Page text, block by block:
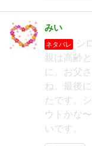
みい
ネタバレ
シ
親は高齢
に。お父
ね。最後
たです。
ウトかな
いです。